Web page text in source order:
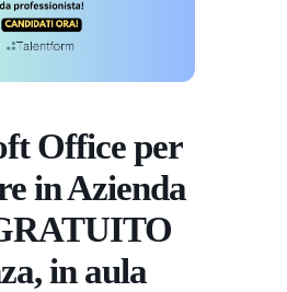
Office per
in Azienda
in aula